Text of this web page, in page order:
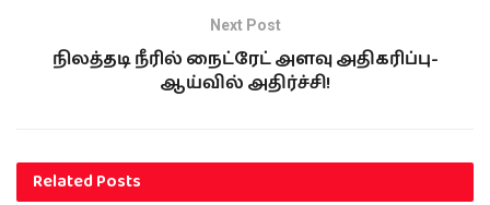
Next Post
நிலத்தடி நீரில் நைட்ரேட் அளவு அதிகரிப்பு-
ஆய்வில் அதிர்ச்சி!
RelatedPosts